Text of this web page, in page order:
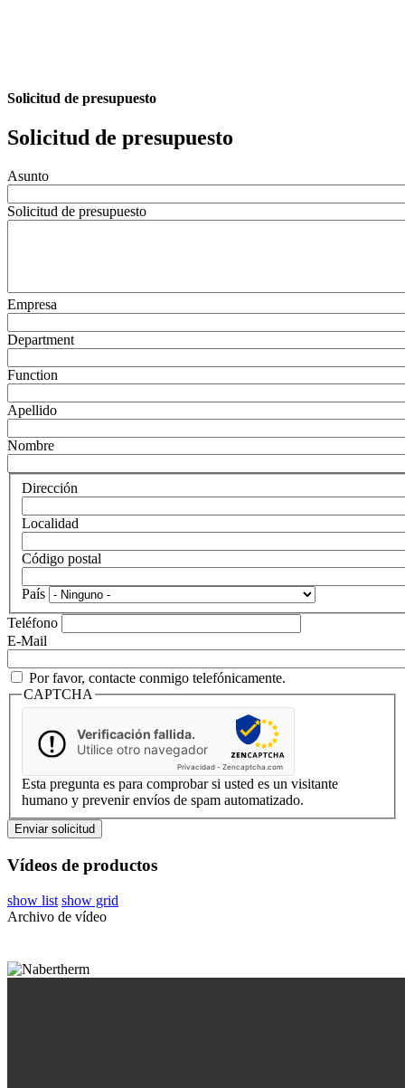
Solicitud de presupuesto
Solicitud de presupuesto
Asunto
Solicitud de presupuesto
Empresa
Department
Function
Apellido
Nombre
Dirección
Localidad
Código postal
País
Teléfono
E-Mail
Por favor, contacte conmigo telefónicamente.
CAPTCHA
Verificación fallida.
Utilice otro navegador
Privacidad - Zencaptcha.com
Esta pregunta es para comprobar si usted es un visitante
humano y prevenir envíos de spam automatizado.
Vídeos de productos
show list show grid
Archivo de vídeo